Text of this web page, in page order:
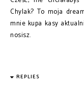
Chylak? To moja
mnie kupa kasy
nosisz.
REPLIES